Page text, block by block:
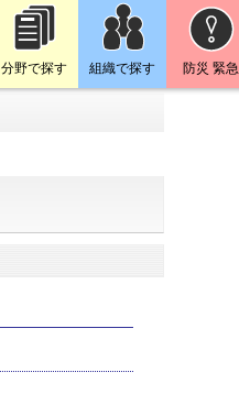
分野で探す 組織で探す 防災 緊急